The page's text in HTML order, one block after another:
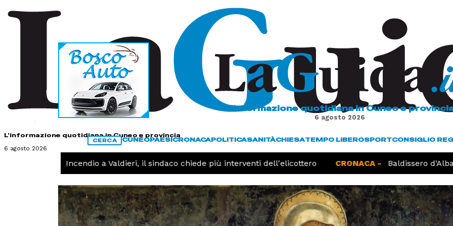
L'informazione quotidiana in Cuneo e provincia
6 agosto 2026
L'informazione quotidiana in Cuneo e
6 agosto 2026
CERCA CUNEOPAESICRONACAPOLITICASANITÀCHIESATEMPO LIBEROSPORTCONSIGLIO
Incendio a Valdieri, il sindaco chiede più interventi dell'elicottero CRONACA - Baldissero d'Alba,